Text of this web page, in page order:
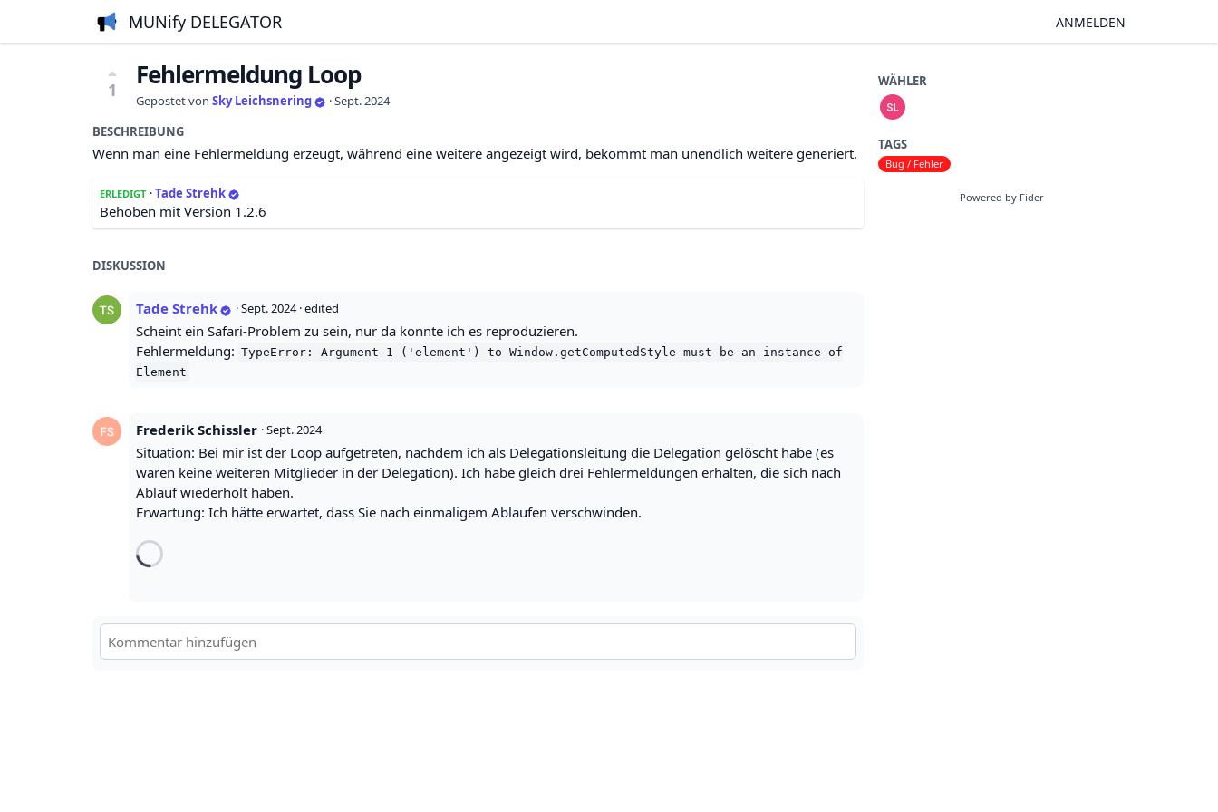
MUNify DELEGATOR ANMELDEN
1 Fehlermeldung Loop
Gepostet von Sky Leichsnering ·Sept. 2024
BESCHREIBUNG
Wenn man eine Fehlermeldung erzeugt, während eine weitere angezeigt wird, bekommt man unendlich weitere generiert.
ERLEDIGT ·Tade Strehk
Behoben mit Version 1.2.6
WÄHLER
TAGS
Bug / Fehler
Powered by Fider
DISKUSSION
Tade Strehk ·Sept. 2024 · edited
Scheint ein Safari-Problem zu sein, nur da konnte ich es reproduzieren.
Fehlermeldung: TypeError: Argument 1 ('element') to Window.getComputedStyle must be an instance of
Element
Frederik Schissler ·Sept. 2024
Situation: Bei mir ist der Loop aufgetreten, nachdem ich als Delegationsleitung die Delegation gelöscht habe (es
waren keine weiteren Mitglieder in der Delegation). Ich habe gleich drei Fehlermeldungen erhalten, die sich nach
Ablauf wiederholt haben.
Erwartung: Ich hätte erwartet, dass Sie nach einmaligem Ablaufen verschwinden.